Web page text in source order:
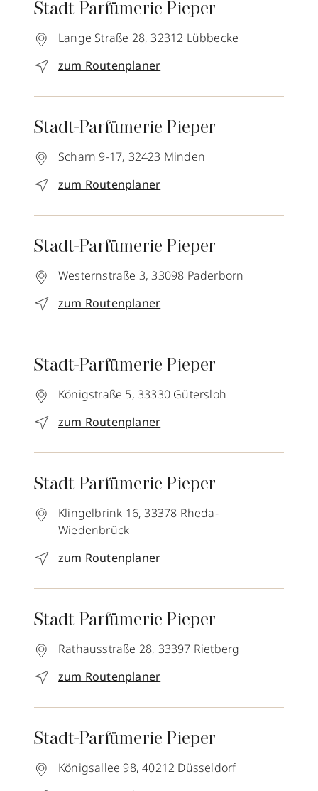
Stadt-Parfümerie Pieper
Lange Straße 28, 32312 Lübbecke
zum Routenplaner
Stadt-Parfümerie Pieper
Scharn 9-17, 32423 Minden
zum Routenplaner
Stadt-Parfümerie Pieper
Westernstraße 3, 33098 Paderborn
zum Routenplaner
Stadt-Parfümerie Pieper
Königstraße 5, 33330 Gütersloh
zum Routenplaner
Stadt-Parfümerie Pieper
Klingelbrink 16, 33378 Rheda-
Wiedenbrück
zum Routenplaner
Stadt-Parfümerie Pieper
Rathausstraße 28, 33397 Rietberg
zum Routenplaner
Stadt-Parfümerie Pieper
Königsallee 98, 40212 Düsseldorf